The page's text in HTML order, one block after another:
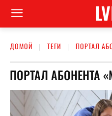
ДОМОЙ ТЕГИ ПОРТАЛ
ПОРТАЛ АБОНЕНТА